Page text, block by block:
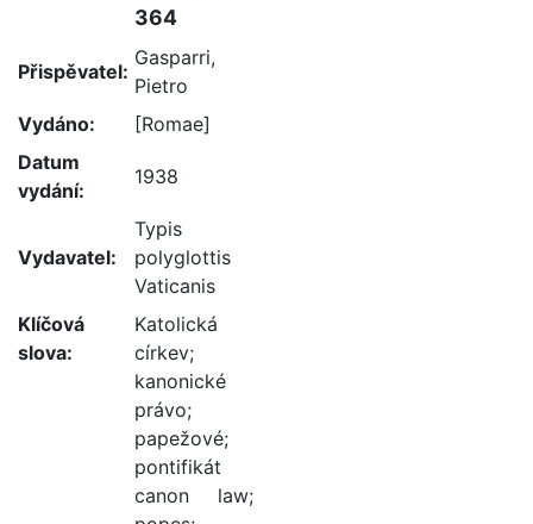
364
Přispěvatel:
Gasparri,
Pietro
Vydáno:
[Romae]
Datum
vydání:
1938
Vydavatel:
Typis
polyglottis
Vaticanis
Klíčová
slova:
Katolická
církev;
kanonické
právo;
papežové;
pontifikát
canon law;